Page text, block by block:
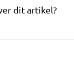
dit artikel?